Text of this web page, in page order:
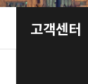
고객센터